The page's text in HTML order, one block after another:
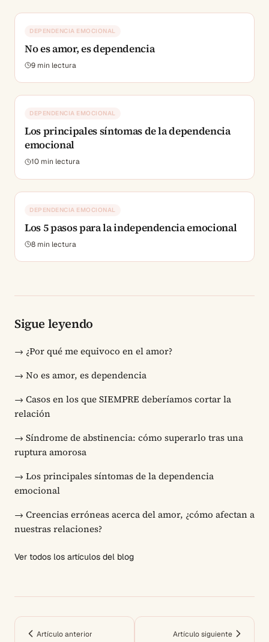
DEPENDENCIA EMOCIONAL
No es amor, es dependencia
9 min lectura
DEPENDENCIA EMOCIONAL
Los principales síntomas de la dependencia
emocional
10 min lectura
DEPENDENCIA EMOCIONAL
Los 5 pasos para la independencia emocional
8 min lectura
Sigue leyendo
→ ¿Por qué me equivoco en el amor?
→ No es amor, es dependencia
→ Casos en los que SIEMPRE deberíamos cortar la
relación
→ Síndrome de abstinencia: cómo superarlo tras una
ruptura amorosa
→ Los principales síntomas de la dependencia
emocional
→ Creencias erróneas acerca del amor, ¿cómo afectan a
nuestras relaciones?
Ver todos los artículos del blog
Artículo anterior Artículo siguiente